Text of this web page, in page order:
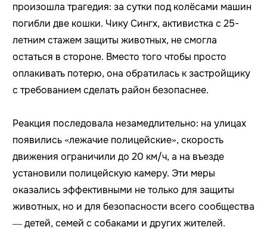
произошла трагедия: за сутки под колёсами машин
погибли две кошки. Чику Сингх, активистка с 25-
летним стажем защиты животных, не смогла
остаться в стороне. Вместо того чтобы просто
оплакивать потерю, она обратилась к застройщику
с требованием сделать район безопаснее.
Реакция последовала незамедлительно: на улицах
появились «лежачие полицейские», скорость
движения ограничили до 20 км/ч, а на въезде
установили полицейскую камеру. Эти меры
оказались эффективными не только для защиты
животных, но и для безопасности всего сообщества
— детей, семей с собаками и других жителей.